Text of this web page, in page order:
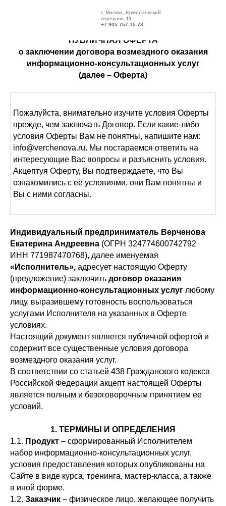
г. Москва, Ермолаевский
переулок , 11
+7 905 757-15-78
ПУБЛИЧНАЯ ОФЕРТА
о заключении договора возмездного оказания
информационно-консультационных услуг
(далее – Оферта)
Пожалуйста, внимательно изучите условия Оферты
прежде, чем заключать Договор. Если какие-либо
условия Оферты Вам не понятны, напишите нам:
info@verchenova.ru. Мы постараемся ответить на
интересующие Вас вопросы и разъяснить условия.
Акцептуя Оферту, Вы подтверждаете, что Вы
ознакомились с её условиями, они Вам понятны и
Вы с ними согласны.
Индивидуальный предприниматель Верченова
Екатерина Андреевна (ОГРН 324774600742792
ИНН 771987470768), далее именуемая
«Исполнитель», адресует настоящую Оферту
(предложение) заключить договор оказания
информационно-консультационных услуг любому
лицу, выразившему готовность воспользоваться
услугами Исполнителя на указанных в Оферте
условиях.
Настоящий документ является публичной офертой и
содержит все существенные условия договора
возмездного оказания услуг.
В соответствии со статьей 438 Гражданского кодекса
Российской Федерации акцепт настоящей Оферты
является полным и безоговорочным принятием ее
условий.
1. ТЕРМИНЫ И ОПРЕДЕЛЕНИЯ
1.1. Продукт – сформированный Исполнителем
набор информационно-консультационных услуг,
условия предоставления которых опубликованы на
Сайте в виде курса, тренинга, мастер-класса, а также
в иной форме.
1.2. Заказчик – физическое лицо, желающее получить